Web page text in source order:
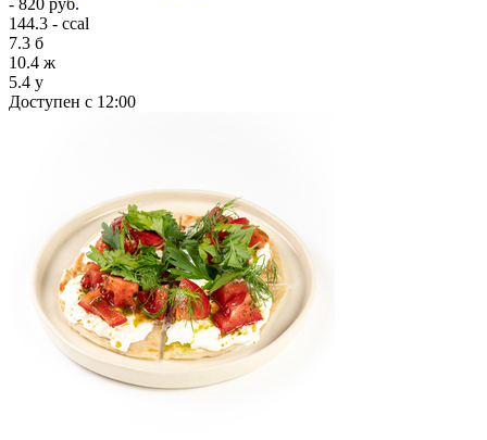
144.3 - ccal
7.3 б
10.4 ж
5.4 у
Доступен с 12:00